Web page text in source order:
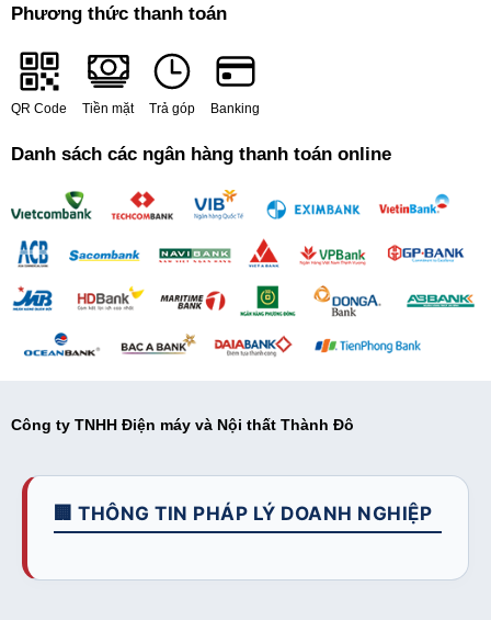
Phương thức thanh toán
QR Code Tiền mặt Trả góp Banking
Danh sách các ngân hàng thanh toán online
Công ty TNHH Điện máy và Nội thất Thành Đô
🏢 THÔNG TIN PHÁP LÝ DOANH NGHIỆP